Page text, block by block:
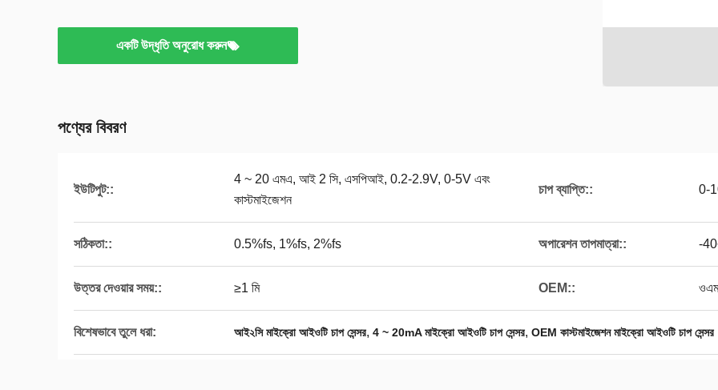
একটি উদ্ধৃতি অনুরোধ করুন
পণ্যের বিবরণ
ইউটিপুট::
4 ~ 20 এমএ, আই 2 সি, এসপিআই, 0.2-2.9V, 0-5V এবং
কাস্টমাইজেশন
চাপ ব্যাপ্তি:: 0-
সঠিকতা:: 0.5%fs, 1%fs, 2%fs অপারেশন তাপমাত্রা:: -
উত্তর দেওয়ার সময়:: ≥1 মি OEM::
বিশেষভাবে তুলে ধরা: আই২সি মাইক্রো আইওটি চাপ সেন্সর, 4 ~ 20mA মাইক্রো আইওটি চাপ সেন্সর, OEM কাস্টমাইজেশন মাইক্রো আইওটি চাপ সেন্সর